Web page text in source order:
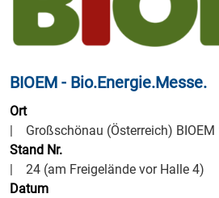
BIOEM - Bio.Energie.Messe.
Ort
| Großschönau (Österreich) BIOEM
Stand Nr.
| 24 (am Freigelände vor Halle 4)
Datum